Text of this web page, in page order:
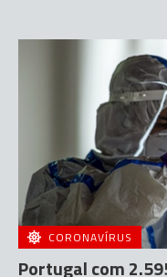
CORONAVÍRUS
Portugal com